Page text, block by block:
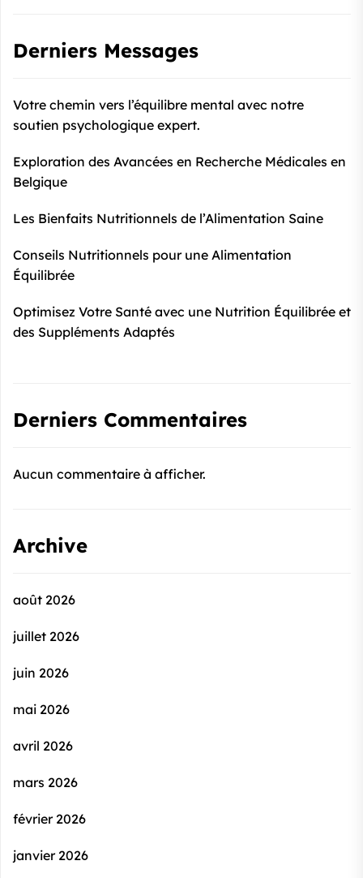
Derniers Messages
Votre chemin vers l’équilibre mental avec notre
soutien psychologique expert.
Exploration des Avancées en Recherche Médicales en
Belgique
Les Bienfaits Nutritionnels de l’Alimentation Saine
Conseils Nutritionnels pour une Alimentation
Équilibrée
Optimisez Votre Santé avec une Nutrition Équilibrée et
des Suppléments Adaptés
Derniers Commentaires
Aucun commentaire à afficher.
Archive
août 2026
juillet 2026
juin 2026
mai 2026
avril 2026
mars 2026
février 2026
janvier 2026